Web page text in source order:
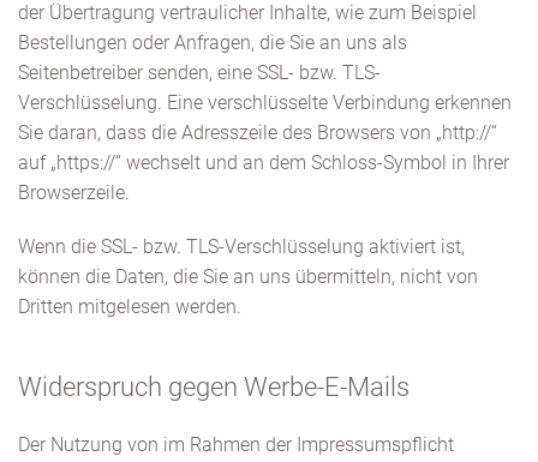
der Übertragung vertraulicher Inhalte, wie zum Beispiel
Bestellungen oder Anfragen, die Sie an uns als
Seitenbetreiber senden, eine SSL- bzw. TLS-
Verschlüsselung. Eine verschlüsselte Verbindung erkennen
Sie daran, dass die Adresszeile des Browsers von „http://“
auf „https://“ wechselt und an dem Schloss-Symbol in Ihrer
Browserzeile.
Wenn die SSL- bzw. TLS-Verschlüsselung aktiviert ist,
können die Daten, die Sie an uns übermitteln, nicht von
Dritten mitgelesen werden.
Widerspruch gegen Werbe-E-Mails
Der Nutzung von im Rahmen der Impressumspflicht